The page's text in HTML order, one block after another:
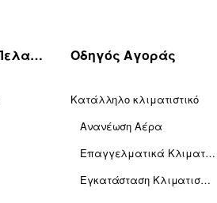
Λογαριασμός Πελατών Οδηγός Αγοράς
Κατάλληλο κλιματιστικό
Ανανέωση Αέρα
Επαγγελματικά Κλιματιστικά
Εγκατάσταση Κλιματισμού